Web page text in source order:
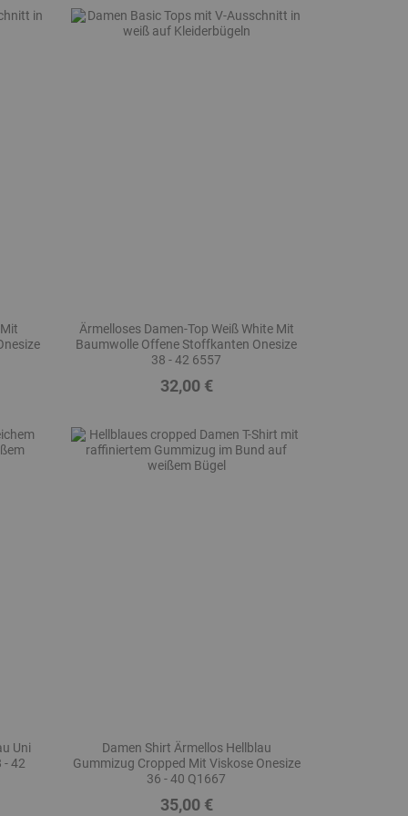
Ärmelloses Damen-Top Weiß White Mit
Baumwolle Offene Stoffkanten Onesize
38 - 42 6557
Preis
32,00 €
Uni
- 42
Damen Shirt Ärmellos Hellblau
Gummizug Cropped Mit Viskose Onesize
36 - 40 Q1667
Preis
35,00 €